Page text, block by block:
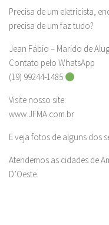
Precisa de um eletricista,
precisa de um faz tudo?
Jean Fábio – Marido de
Contato pelo WhatsApp
(19) 99244-1485
Visite nosso site:
www.JFMA.com.br
E veja fotos de alguns dos
Atendemos as cidades de
D’Oeste.